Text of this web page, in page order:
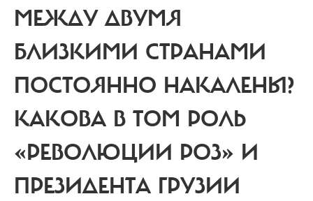
МЕЖДУ ДВУМЯ
БЛИЗКИМИ СТРАНАМИ
ПОСТОЯННО НАКАЛЕНЫ?
КАКОВА В ТОМ РОЛЬ
«РЕВОЛЮЦИИ РОЗ» И
ПРЕЗИДЕНТА ГРУЗИИ